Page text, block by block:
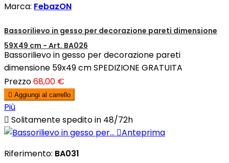
Marca: FebazON
Bassorilievo in gesso per decorazione pareti dimensione
59X49 cm - Art. BA026
Bassorilievo in gesso per decorazione pareti
dimensione 59x49 cm SPEDIZIONE GRATUITA
Prezzo68,00 €
 Aggiungi al carrello
Più
 Solitamente spedito in 48/72h
Anteprima
Riferimento: BA031